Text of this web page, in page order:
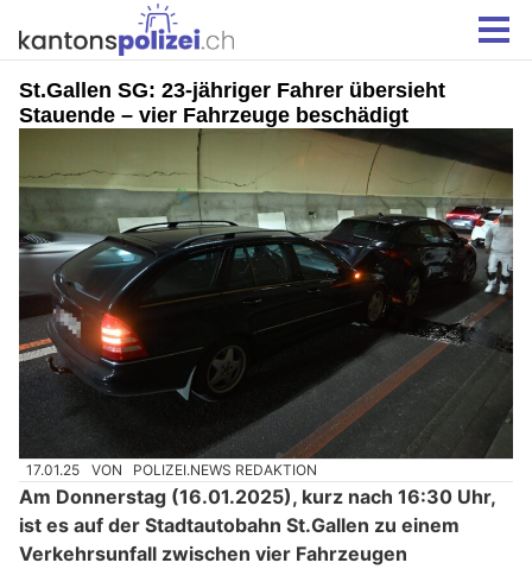
St.Gallen SG: 23-jähriger Fahrer übersieht
Stauende – vier Fahrzeuge beschädigt
17.01.25 VON POLIZEI.NEWS REDAKTION
Am Donnerstag (16.01.2025), kurz nach 16:30 Uhr,
ist es auf der Stadtautobahn St.Gallen zu einem
Verkehrsunfall zwischen vier Fahrzeugen